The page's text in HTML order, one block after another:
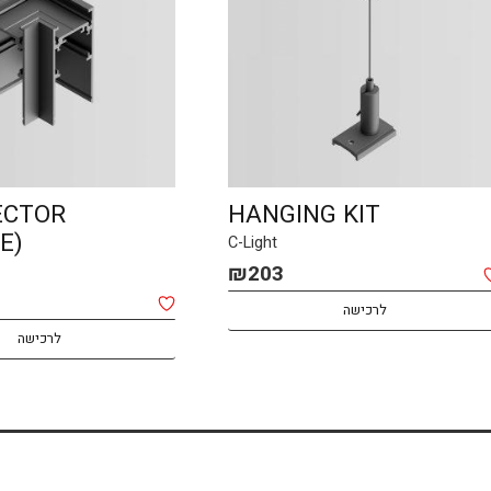
L CONNECTOR
(SURFACE)
C-Light
₪70